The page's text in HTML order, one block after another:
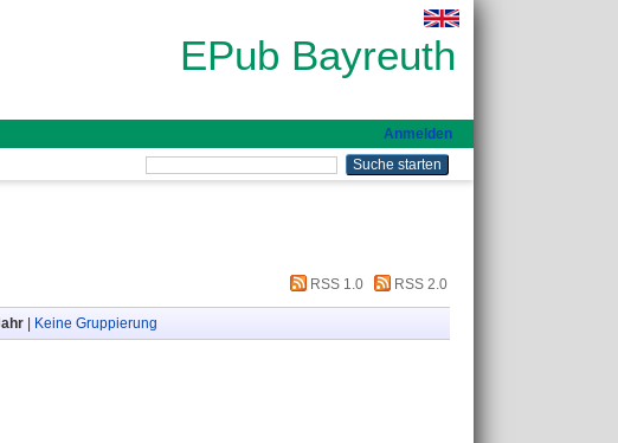
EPub Bayreuth
Anmelden
RSS 1.0 RSS 2.0
| Keine Gruppierung